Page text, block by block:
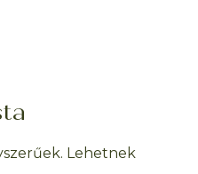
Lehetnek